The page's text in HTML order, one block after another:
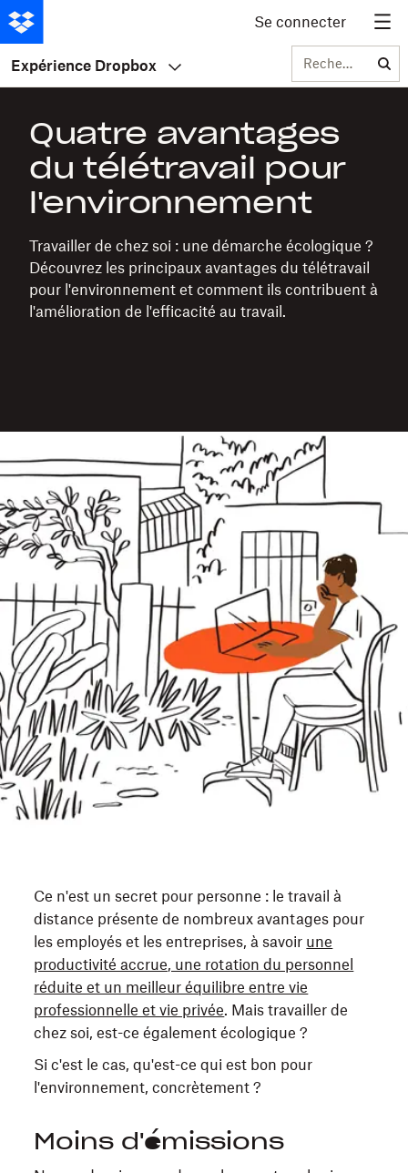
Se connecter
Expérience Dropbox Rechercher
Quatre avantages
du télétravail pour
l'environnement
Travailler de chez soi : une démarche écologique ?
Découvrez les principaux avantages du télétravail
pour l'environnement et comment ils contribuent à
l'amélioration de l'efficacité au travail.
Ce n'est un secret pour personne : le travail à
distance présente de nombreux avantages pour
les employés et les entreprises, à savoir une
productivité accrue, une rotation du personnel
réduite et un meilleur équilibre entre vie
professionnelle et vie privée. Mais travailler de
chez soi, est-ce également écologique ?
Si c'est le cas, qu'est-ce qui est bon pour
l'environnement, concrètement ?
Moins d'émissions